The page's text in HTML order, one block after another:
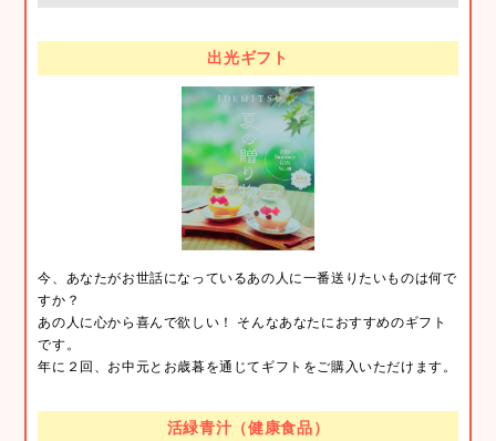
出光ギフト
今、あなたがお世話になっているあの人に一番送りたいものは何で
すか？
あの人に心から喜んで欲しい！ そんなあなたにおすすめのギフト
です。
年に２回、お中元とお歳暮を通じてギフトをご購入いただけます。
活緑青汁（健康食品）